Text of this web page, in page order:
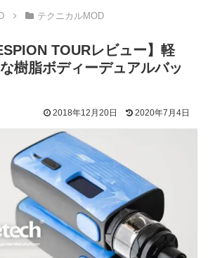
テクニカルMOD
TOURレビュー】軽
樹脂ボディーデュアルバッ
2018年12月20日 2020年7月4日